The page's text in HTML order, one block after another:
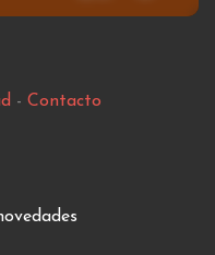
- Contacto